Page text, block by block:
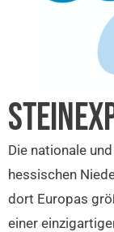
Die nationale
hessischen
dort Europas
einer